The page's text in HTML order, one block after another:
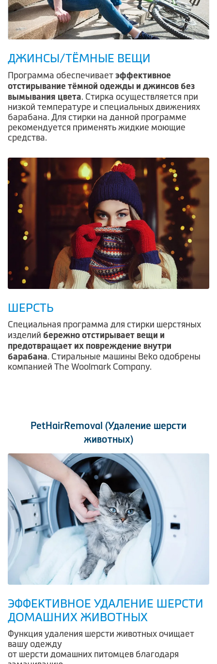
ДЖИНСЫ/ТЁМНЫЕ ВЕЩИ
Программа обеспечивает эффективное
отстирывание тёмной одежды и джинсов без
вымывания цвета. Стирка осуществляется при
низкой температуре и специальных движениях
барабана. Для стирки на данной программе
рекомендуется применять жидкие моющие
средства.
ШЕРСТЬ
Специальная программа для стирки шерстяных
изделий бережно отстирывает вещи и
предотвращает их повреждение внутри
барабана. Стиральные машины Beko одобрены
компанией The Woolmark Company.
PetHairRemoval (Удаление шерсти
животных)
ЭФФЕКТИВНОЕ УДАЛЕНИЕ ШЕРСТИ
ДОМАШНИХ ЖИВОТНЫХ
Функция удаления шерсти животных очищает
вашу одежду
от шерсти домашних питомцев благодаря